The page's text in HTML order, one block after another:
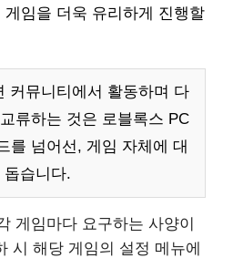
게임을 더욱 유리하게 진행할
커뮤니티에서 활동하며 다
류하는 것은 로블록스 PC
를 넘어선, 게임 자체에 대
습니다.
게임마다 요구하는 사양이
시 해당 게임의 설정 메뉴에